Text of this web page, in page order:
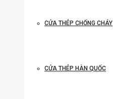
CỬA THÉP CHỐNG CHÁY
CỬA THÉP HÀN QUỐC